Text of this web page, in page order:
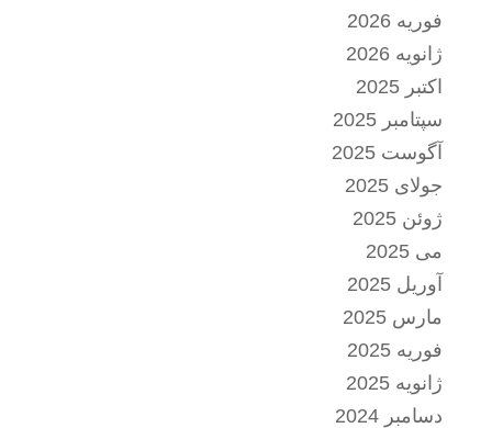
فوریه 2026
ژانویه 2026
اکتبر 2025
سپتامبر 2025
آگوست 2025
جولای 2025
ژوئن 2025
می 2025
آوریل 2025
مارس 2025
فوریه 2025
ژانویه 2025
دسامبر 2024